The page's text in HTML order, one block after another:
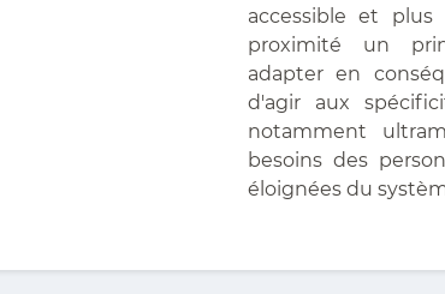
accessible et
proximité un
adapter en
d'agir aux
notamment
besoins des
éloignées du